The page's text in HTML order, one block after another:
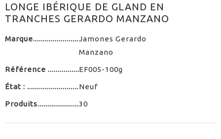
LONGE IBÉRIQUE DE GLAND EN
TRANCHES GERARDO MANZANO
Marque
Jamones Gerardo
Manzano
Référence EF005-100g
État : Neuf
Produits 30